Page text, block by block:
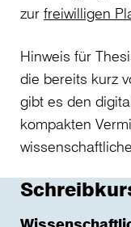
zur freiwilligen
Hinweis für
die bereits kurz
gibt es den
kompakten